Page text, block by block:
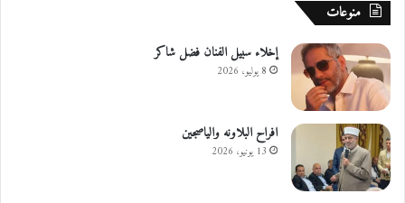
منوعات
إخلاء سبيل الفنان فضل شاكر
8 يوليو، 2026
افراح البلاونه والياصجين
13 يونيو، 2026